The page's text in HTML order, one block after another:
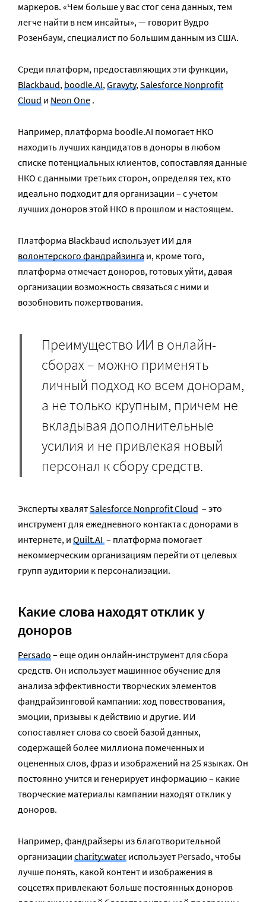
маркеров. «Чем больше у вас стог сена данных, тем
легче найти в нем инсайты», — говорит Вудро
Розенбаум, специалист по большим данным из США.
Среди платформ, предоставляющих эти функции,
Blackbaud,boodle.AI,Gravyty,Salesforce Nonprofit
Cloud и Neon One .
Например, платформа boodle.AI помогает НКО
находить лучших кандидатов в доноры в любом
списке потенциальных клиентов, сопоставляя данные
НКО с данными третьих сторон, определяя тех, кто
идеально подходит для организации – с учетом
лучших доноров этой НКО в прошлом и настоящем.
Платформа Blackbaud использует ИИ для
волонтерского фандрайзинга и, кроме того,
платформа отмечает доноров, готовых уйти, давая
организации возможность связаться с ними и
возобновить пожертвования.
Преимущество ИИ в онлайн-
сборах – можно применять
личный подход ко всем донорам,
а не только крупным, причем не
вкладывая дополнительные
усилия и не привлекая новый
персонал к сбору средств.
Эксперты хвалятSalesforce Nonprofit Cloud – это
инструмент для ежедневного контакта с донорами в
интернете, и Quilt.AI– платформа помогает
некоммерческим организациям перейти от целевых
групп аудитории к персонализации.
Какие слова находят отклик у
доноров
Persado– еще один онлайн-инструмент для сбора
средств. Он использует машинное обучение для
анализа эффективности творческих элементов
фандрайзинговой кампании: ход повествования,
эмоции, призывы к действию и другие. ИИ
сопоставляет слова со своей базой данных,
содержащей более миллиона помеченных и
оцененных слов, фраз и изображений на 25 языках. Он
постоянно учится и генерирует информацию – какие
творческие материалы кампании находят отклик у
доноров.
Например, фандрайзеры из благотворительной
организации charity:water использует Persado, чтобы
лучше понять, какой контент и изображения в
соцсетях привлекают больше постоянных доноров